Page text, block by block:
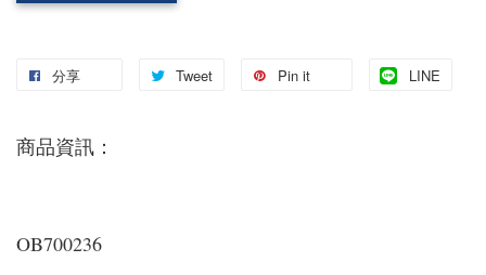
分享 Tweet Pin it LINE
商品資訊：
OB700236